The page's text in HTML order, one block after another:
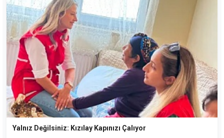
Yalnız Değilsiniz: Kızılay Kapınızı Çalıyor